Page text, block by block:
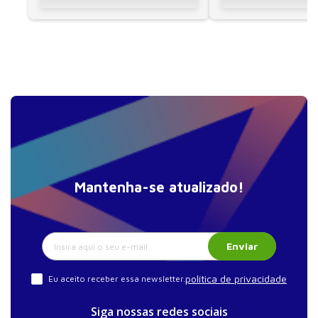
Mantenha-se atualizado!
Enviar
Eu aceito receber essa newsletter.política de privacidade
Siga nossas redes sociais